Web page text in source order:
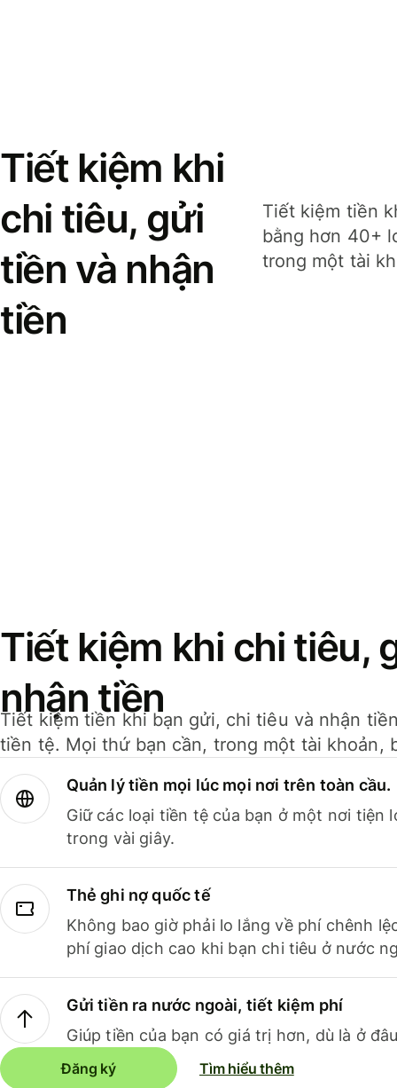
Tiết kiệm khi
chi tiêu, gửi
tiền và nhận
tiền
Tiết kiệm tiền
bằng hơn 40+
trong một tài
Tiết kiệm khi chi tiêu,
nhận tiền
Tiết kiệm tiền khi bạn gửi, chi tiêu và nhận
tiền tệ. Mọi thứ bạn cần, trong một tài khoản,
Quản lý tiền mọi lúc mọi nơi trên toàn cầu.
Giữ các loại tiền tệ của bạn ở một nơi tiện
trong vài giây.
Thẻ ghi nợ quốc tế
Không bao giờ phải lo lắng về phí chênh
phí giao dịch cao khi bạn chi tiêu ở nước
Gửi tiền ra nước ngoài, tiết kiệm phí
Giúp tiền của bạn có giá trị hơn, dù là ở
Đăng ký Tìm hiểu thêm